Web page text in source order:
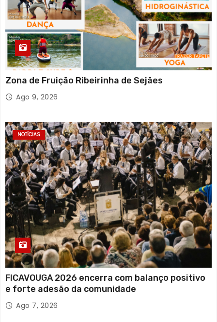
Zona de Fruição Ribeirinha de Sejães
Ago 9, 2026
NOTÍCIAS
FICAVOUGA 2026 encerra com balanço positivo
e forte adesão da comunidade
Ago 7, 2026